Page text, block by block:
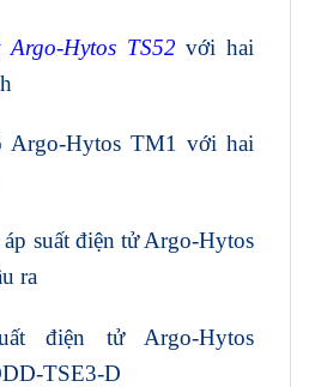
Hytos TS52 với hai
Argo-Hytos TM1 với hai
suất điện tử Argo-Hytos
ra
điện tử Argo-Hytos
TSE3-D